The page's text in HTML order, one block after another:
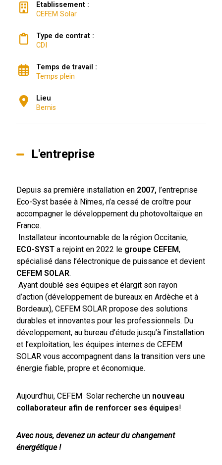
Etablissement :
CEFEM Solar
Type de contrat :
CDI
Temps de travail :
Temps plein
Lieu
Bernis
L'entreprise
Depuis sa première installation en 2007, l’entreprise
Eco-Syst basée à Nîmes, n’a cessé de croître pour
accompagner le développement du photovoltaïque en
France.
Installateur incontournable de la région Occitanie,
ECO-SYSTa rejoint en 2022 le groupe CEFEM,
spécialisé dans l’électronique de puissance et devient
CEFEM SOLAR.
Ayant doublé ses équipes et élargit son rayon
d’action (développement de bureaux en Ardèche et à
Bordeaux), CEFEM SOLAR propose des solutions
durables et innovantes pour les professionnels. Du
développement, au bureau d’étude jusqu’à l’installation
et l’exploitation, les équipes internes de CEFEM
SOLAR vous accompagnent dans la transition vers une
énergie fiable, propre et économique.
Aujourd'hui, CEFEM Solar recherche un nouveau
collaborateur afin de renforcer ses équipes!
Avec nous, devenez un acteur du changement
énergétique !